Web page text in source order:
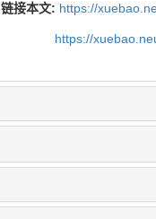
链接本文: https://
https://